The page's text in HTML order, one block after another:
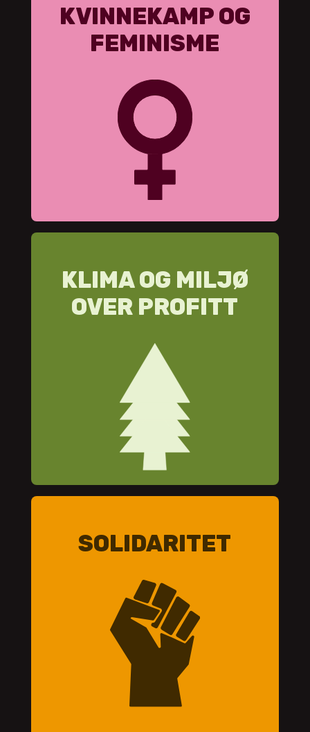
KVINNEKAMP OG
FEMINISME
KLIMA OG MILJØ
OVER PROFITT
SOLIDARITET